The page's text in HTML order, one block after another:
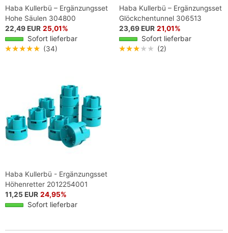
Haba Kullerbü – Ergänzungsset
Hohe Säulen 304800
22,49 EUR 25,01%
Sofort lieferbar
★★★★★ (34)
Haba Kullerbü – Ergänzungsset
Glöckchentunnel 306513
23,69 EUR 21,01%
Sofort lieferbar
★★★★★ (2)
Haba Kullerbü - Ergänzungsset
Höhenretter 2012254001
11,25 EUR 24,95%
Sofort lieferbar